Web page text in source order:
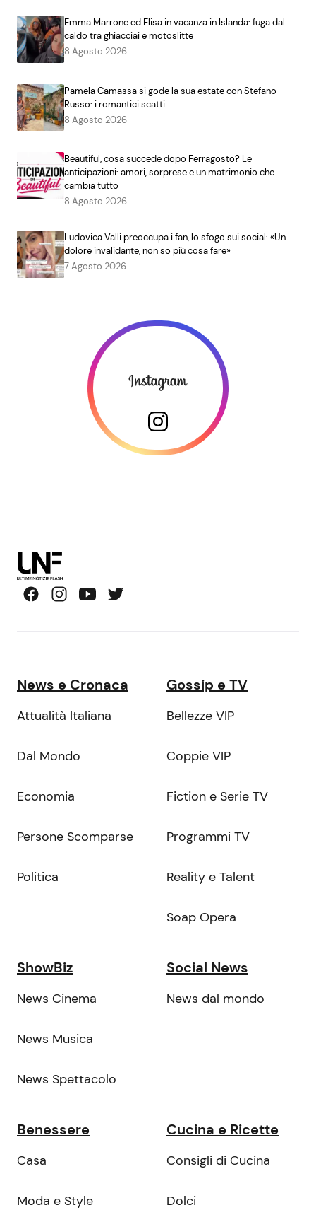
Emma Marrone ed Elisa in vacanza in Islanda: fuga dal
caldo tra ghiacciai e motoslitte
8 Agosto 2026
Pamela Camassa si gode la sua estate con Stefano
Russo: i romantici scatti
8 Agosto 2026
Beautiful, cosa succede dopo Ferragosto? Le
anticipazioni: amori, sorprese e un matrimonio che
cambia tutto
8 Agosto 2026
Ludovica Valli preoccupa i fan, lo sfogo sui social: «Un
dolore invalidante, non so più cosa fare»
7 Agosto 2026
News e Cronaca
Attualità Italiana
Dal Mondo
Economia
Persone Scomparse
Politica
Gossip e TV
Bellezze VIP
Coppie VIP
Fiction e Serie TV
Programmi TV
Reality e Talent
Soap Opera
ShowBiz
News Cinema
News Musica
News Spettacolo
Social News
News dal mondo
Benessere
Casa
Moda e Style
Cucina e Ricette
Consigli di Cucina
Dolci